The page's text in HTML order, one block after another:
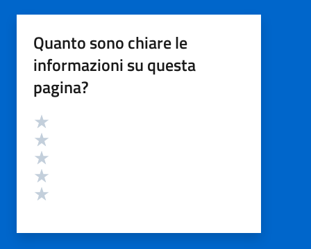
Quanto sono chiare le
informazioni su questa
pagina?
Valutazione